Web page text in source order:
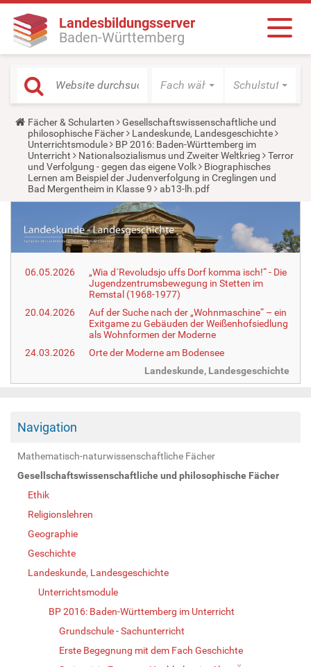
Landesbildungsserver
Baden-Württemberg
Fach wählen Schulstufe
Y
o
u
a
r
e
h
e
:
Fächer & Schularten
Gesellschaftswissenschaftliche und
philosophische Fächer
Landeskunde, Landesgeschichte
Unterrichtsmodule
BP 2016: Baden-Württemberg im
Unterricht
Nationalsozialismus und Zweiter Weltkrieg
Terror
und Verfolgung - gegen das eigene Volk
Biographisches
Lernen am Beispiel der Judenverfolgung in Creglingen und
Bad Mergentheim in Klasse 9
ab13-lh.pdf
06.05.2026
„Wia d´Revoludsjo uffs Dorf komma isch!“ - Die
Jugendzentrumsbewegung in Stetten im
Remstal (1968-1977)
20.04.2026
Auf der Suche nach der „Wohnmaschine“ – ein
Exitgame zu Gebäuden der Weißenhofsiedlung
als Wohnformen der Moderne
24.03.2026
Orte der Moderne am Bodensee
Landeskunde, Landesgeschichte
Navigation
Mathematisch-naturwissenschaftliche Fächer
Gesellschaftswissenschaftliche und philosophische Fächer
Ethik
Religionslehren
Geographie
Geschichte
Landeskunde, Landesgeschichte
Unterrichtsmodule
BP 2016: Baden-Württemberg im Unterricht
Grundschule - Sachunterricht
Erste Begegnung mit dem Fach Geschichte